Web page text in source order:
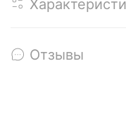
Отзывы